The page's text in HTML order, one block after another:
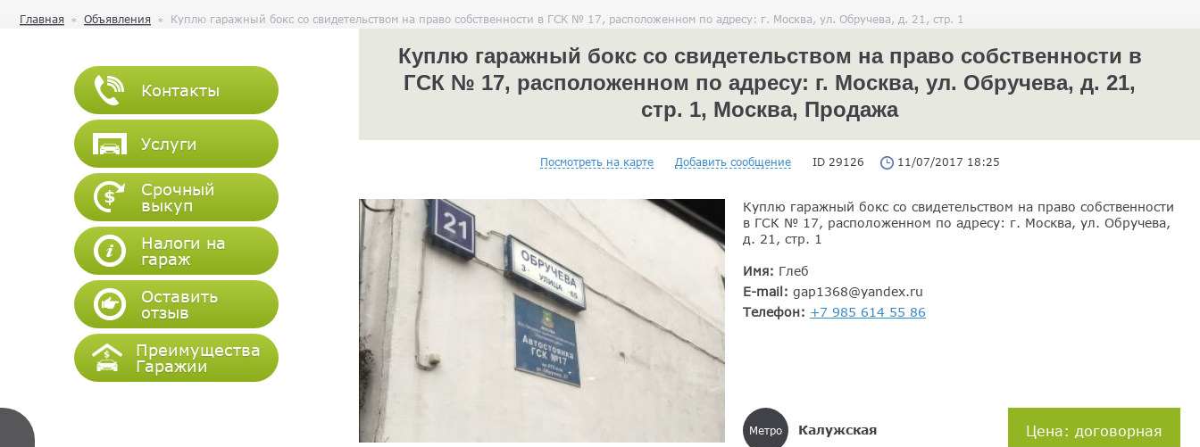
Главная Объявления Куплю гаражный бокс со свидетельством на право собственности в ГСК № 17, расположенном по адресу: г. Москва, ул. Обручева, д. 21, стр. 1
Контакты
Услуги
Срочный
выкуп
Налоги на
гараж
Оставить
отзыв
Преимущества
Гаражии
Куплю гаражный бокс со свидетельством на право собственности в
ГСК № 17, расположенном по адресу: г. Москва, ул. Обручева, д. 21,
стр. 1, Москва, Продажа
Посмотреть на карте Добавить сообщение ID 29126 11/07/2017 18:25
Куплю гаражный бокс со свидетельством на право собственности
в ГСК № 17, расположенном по адресу: г. Москва, ул. Обручева,
д. 21, стр. 1
Имя: Глеб
E-mail: gap1368@yandex.ru
Телефон: +7 985 614 55 86
Метро Калужская Цена: договорная